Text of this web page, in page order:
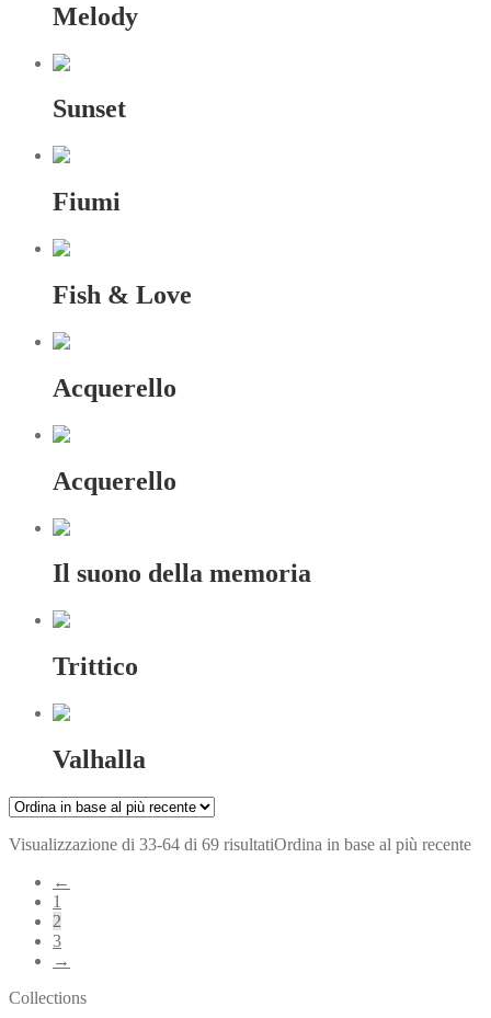
Melody
Sunset
Fiumi
Fish & Love
Acquerello
Acquerello
Il suono della memoria
Trittico
Valhalla
Visualizzazione di 33-64 di 69 risultatiOrdina in base al più recente
←
1
2
3
→
Collections